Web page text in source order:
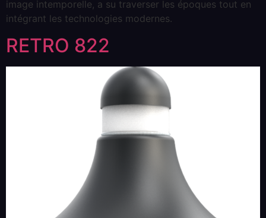
image intemporelle, a su traverser les époques tout en
intégrant les technologies modernes.
RETRO 822